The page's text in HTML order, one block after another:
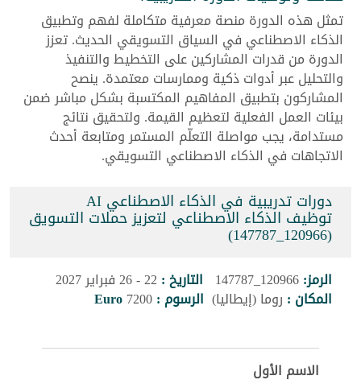
تمثل هذه الدورة منصة معرفية متكاملة لفهم وتطبيق
الذكاء الاصطناعي في السياق التسويقي الحديث. تعزز
الدورة من قدرات المشاركين على التخطيط والتنفيذ
والتحليل عبر أدوات ذكية وممارسات معتمدة. ينصح
المشاركون بتطبيق المفاهيم المكتسبة بشكل مباشر ضمن
بيئات العمل الفعلية لتعظيم القيمة. ولتحقيق نتائج
مستدامة، يجب مواصلة التعلّم المستمر ومتابعة أحدث
الاتجاهات في الذكاء الاصطناعي التسويقي.
دورات تدريبية في الذكاء الاصطناعي AI
توظيف الذكاء الاصطناعي لتعزيز حملات التسويق
(120966_147787)
الرمز:120966_147787 التاريخ : 22 - 26 فبراير 2027
المكان : روما (إيطاليا) الرسوم :7200
Euro
الاسم الأول